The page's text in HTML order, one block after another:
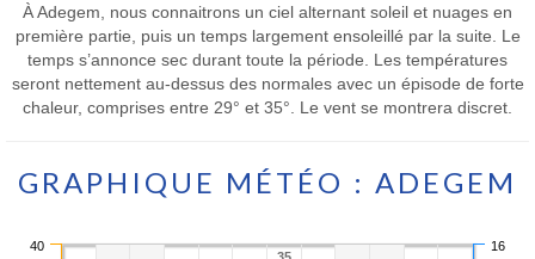
À Adegem, nous connaitrons un ciel alternant soleil et nuages en
première partie, puis un temps largement ensoleillé par la suite. Le
temps s’annonce sec durant toute la période. Les températures
seront nettement au-dessus des normales avec un épisode de forte
chaleur, comprises entre 29° et 35°. Le vent se montrera discret.
GRAPHIQUE MÉTÉO : ADEGEM
40 16